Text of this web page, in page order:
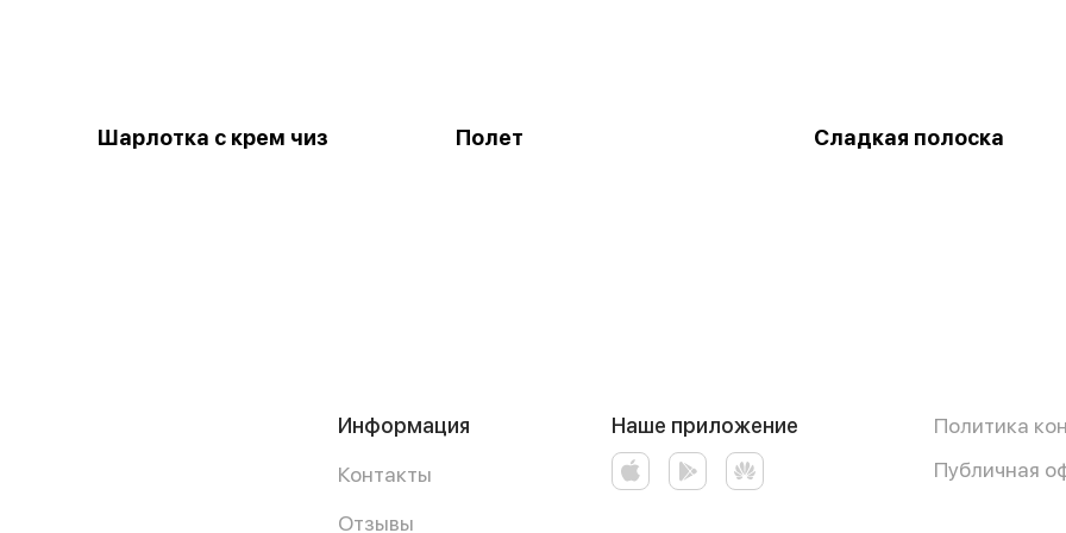
Шарлотка с крем чиз Полет Сладкая полоска
Информация
Контакты
Отзывы
Наше приложение
Политика
Публичная